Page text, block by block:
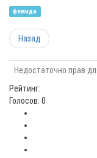
фемида
Назад
Недостаточно прав
Рейтинг:
Голосов: 0